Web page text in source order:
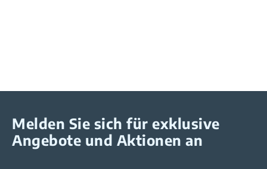
Melden Sie sich für exklusive
Angebote und Aktionen an